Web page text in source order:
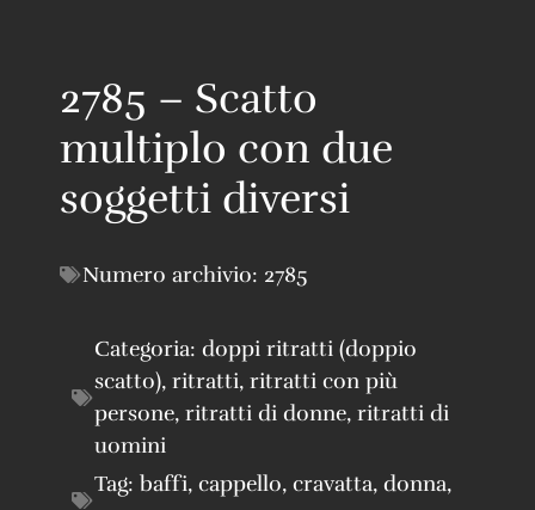
2785 – Scatto
multiplo con due
soggetti diversi
Numero archivio: 2785
Categoria: doppi ritratti (doppio
scatto), ritratti, ritratti con più
persone, ritratti di donne, ritratti di
uomini
Tag: baffi, cappello, cravatta, donna,